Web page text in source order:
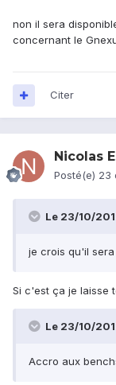
non il sera
concernant le
Citer
Nicolas
Posté(e) 23
Le 23/10/
je crois qu'il
Si c'est ça je laisse
Le 23/10/
Accro aux